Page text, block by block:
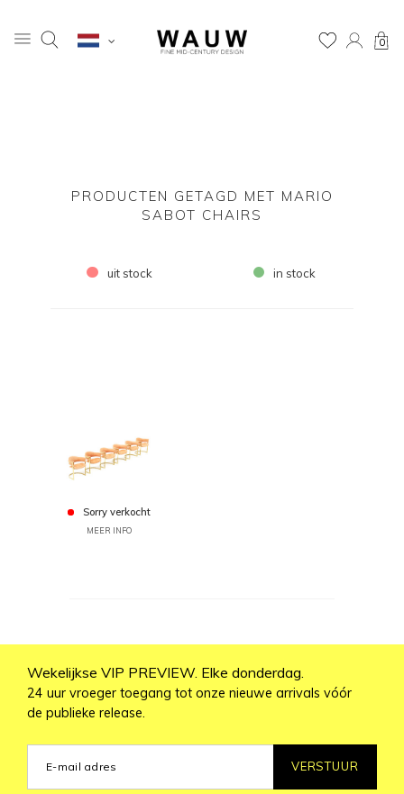
0
PRODUCTEN GETAGD MET MARIO
SABOT CHAIRS
uit stock in stock
Sorry verkocht
MEER INFO
Wekelijkse VIP PREVIEW. Elke donderdag.
24 uur vroeger toegang tot onze nieuwe arrivals vóór
de publieke release.
VERSTUUR